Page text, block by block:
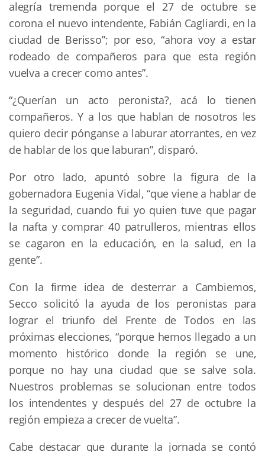
alegría tremenda porque el 27 de octubre se
corona el nuevo intendente, Fabián Cagliardi, en la
ciudad de Berisso”; por eso, “ahora voy a estar
rodeado de compañeros para que esta región
vuelva a crecer como antes”.
“¿Querían un acto peronista?, acá lo tienen
compañeros. Y a los que hablan de nosotros les
quiero decir pónganse a laburar atorrantes, en vez
de hablar de los que laburan”, disparó.
Por otro lado, apuntó sobre la figura de la
gobernadora Eugenia Vidal, “que viene a hablar de
la seguridad, cuando fui yo quien tuve que pagar
la nafta y comprar 40 patrulleros, mientras ellos
se cagaron en la educación, en la salud, en la
gente”.
Con la firme idea de desterrar a Cambiemos,
Secco solicitó la ayuda de los peronistas para
lograr el triunfo del Frente de Todos en las
próximas elecciones, “porque hemos llegado a un
momento histórico donde la región se une,
porque no hay una ciudad que se salve sola.
Nuestros problemas se solucionan entre todos
los intendentes y después del 27 de octubre la
región empieza a crecer de vuelta”.
Cabe destacar que durante la jornada se contó